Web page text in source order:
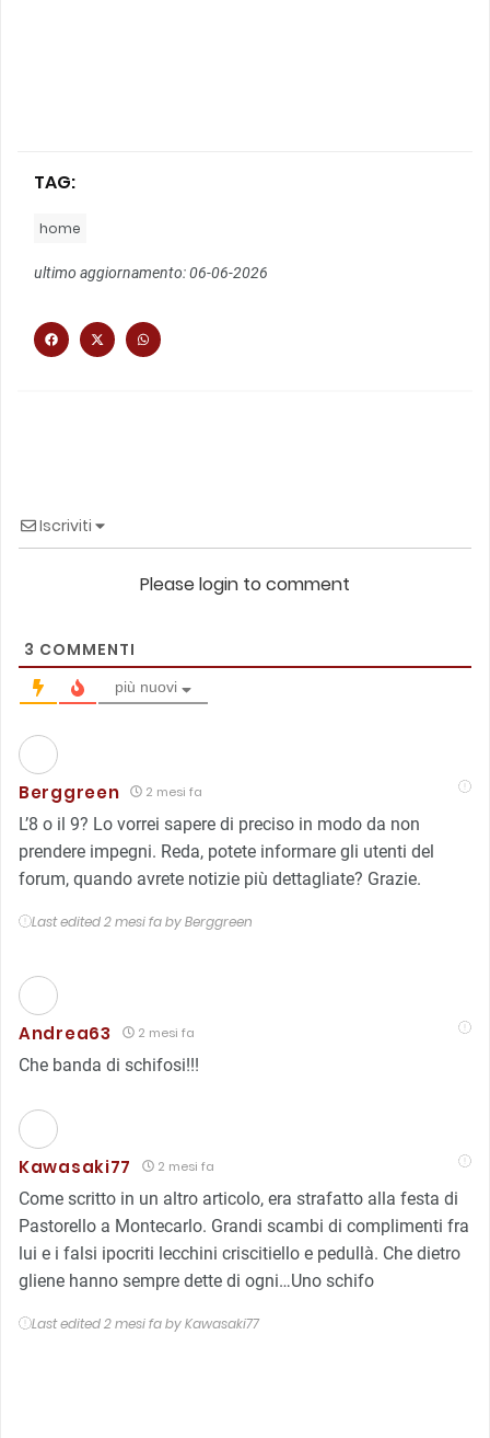
TAG:
home
ultimo aggiornamento: 06-06-2026
Iscriviti
Please login to comment
3 COMMENTI
più nuovi
Berggreen 2 mesi fa
L’8 o il 9? Lo vorrei sapere di preciso in modo da non
prendere impegni. Reda, potete informare gli utenti del
forum, quando avrete notizie più dettagliate? Grazie.
Last edited 2 mesi fa by Berggreen
Andrea63 2 mesi fa
Che banda di schifosi!!!
Kawasaki77 2 mesi fa
Come scritto in un altro articolo, era strafatto alla festa di
Pastorello a Montecarlo. Grandi scambi di complimenti fra
lui e i falsi ipocriti lecchini criscitiello e pedullà. Che dietro
gliene hanno sempre dette di ogni…Uno schifo
Last edited 2 mesi fa by Kawasaki77